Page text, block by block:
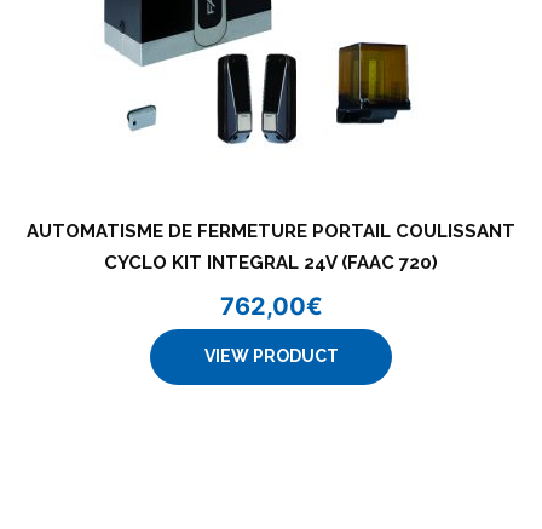
AUTOMATISME DE FERMETURE PORTAIL COULISSANT
CYCLO KIT INTEGRAL 24V (FAAC 720)
762,00€
VIEW PRODUCT